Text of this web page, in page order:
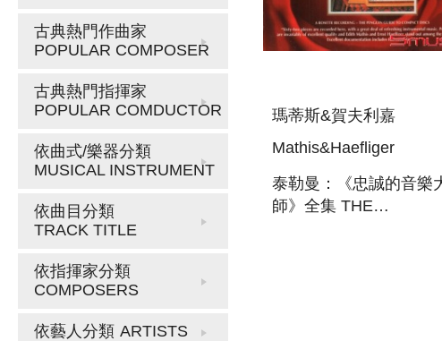
古典熱門作曲家
POPULAR COMPOSER
古典熱門指揮家
POPULAR COMDUCTOR
依曲式/樂器分類
MUSICAL INSTRUMENT
依曲目分類
TRACK TITLE
依指揮家分類
COMPOSERS
依藝人分類 ARTISTS
瑪蒂斯&賀夫利嘉
Mathis&Haefliger
泰勒曼：《忠誠的音樂
師》全集 THE